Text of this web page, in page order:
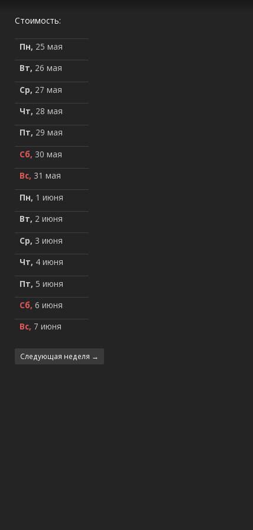
Стоимость:
Пн, 25 мая
Вт, 26 мая
Ср, 27 мая
Чт, 28 мая
Пт, 29 мая
Сб, 30 мая
Вс, 31 мая
Пн, 1 июня
Вт, 2 июня
Ср, 3 июня
Чт, 4 июня
Пт, 5 июня
Сб, 6 июня
Вс, 7 июня
Следующая неделя →